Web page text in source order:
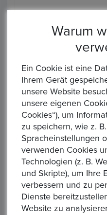
Art der Steuer : Keine
DHL,DPD,Firmen
Zahlung :,
‹
Warum
Ein Cookie ist eine
Ihrem Gerät
unsere Website
unsere eigenen
Cookies“), um
zu speichern, wie z.
Spracheinstellungen
verwenden Cookies
Technologien (z. B.
und Skripte), um Ihre
verbessern und zu
Dienste
Website zu